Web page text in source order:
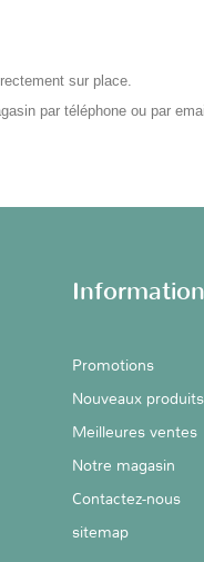
sur place.
par téléphone ou par
Promotions
Nouveaux produits
Meilleures ventes
Notre magasin
Contactez-nous
sitemap